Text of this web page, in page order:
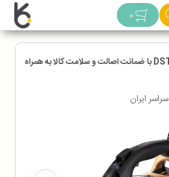
0
اتوبخار فیلیپس DST7040 با ضمانت اصالت و سلامت کالا به همراه
سراسر ایران